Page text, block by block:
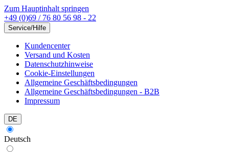
Zum Hauptinhalt springen
+49 (0)69 / 76 80 56 98 - 22
Service/Hilfe
Kundencenter
Versand und Kosten
Datenschutzhinweise
Cookie-Einstellungen
Allgemeine Geschäftsbedingungen
Allgemeine Geschäftsbedingungen - B2B
Impressum
DE
Deutsch